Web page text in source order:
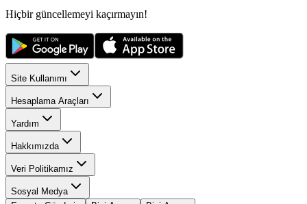
Hiçbir güncellemeyi kaçırmayın!
Site Kullanımı
Hesaplama Araçları
Yardım
Hakkımızda
Veri Politikamız
Sosyal Medya